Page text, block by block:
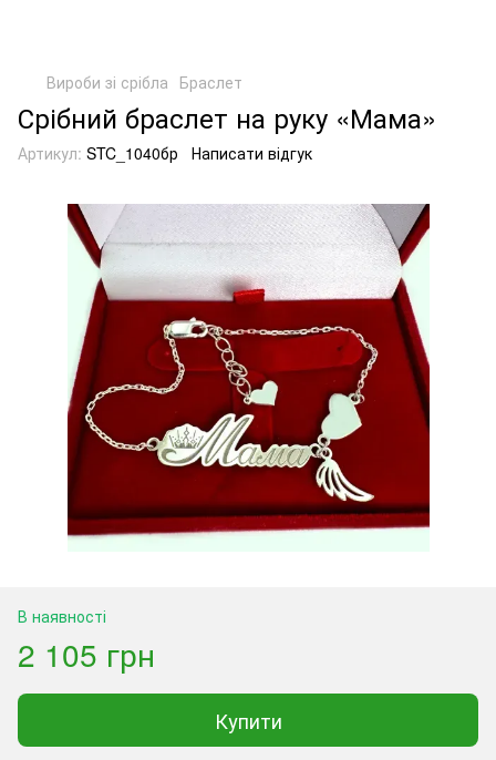
Вироби зі срібла Браслет
Срібний браслет на руку «Мама»
Артикул: STC_1040бр Написати відгук
В наявності
2 105 грн
Купити